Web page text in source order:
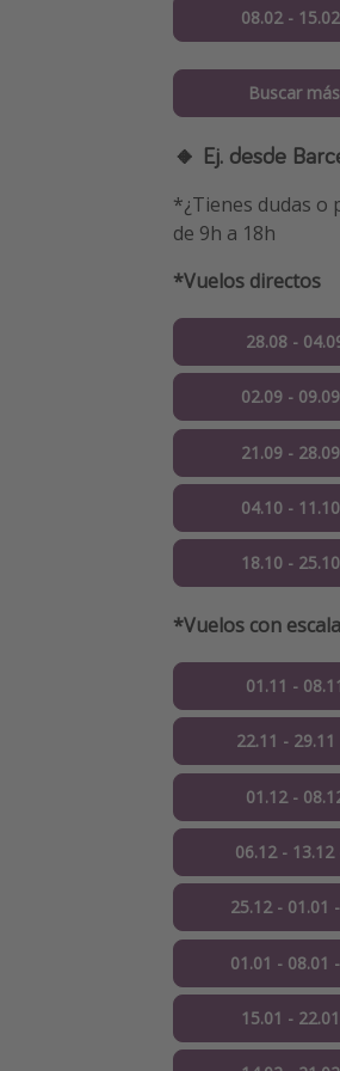
08.02 -
Buscar
🔸 Ej. desde
*¿Tienes dudas o
de 9h a 18h
*Vuelos directos
28.08 -
02.09 -
21.09 -
04.10 -
18.10 -
*Vuelos con escala
01.11 -
22.11 -
01.12 -
06.12 -
25.12 - 01.01
01.01 - 08.01
15.01 -